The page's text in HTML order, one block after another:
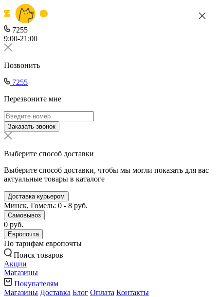
7255
9:00-21:00
Позвонить
7255
Перезвоните мне
Заказать звонок
Выберите способ доставки
Выберите способ доставки, чтобы мы могли показать для вас
актуальные товары в каталоге
Доставка курьером
Минск, Гомель: 0 - 8 руб.
Самовывоз
0 руб.
Европочта
По тарифам европочты
Поиск товаров
Акции
Магазины
Покупателям
Магазины Доставка Блог Оплата Контакты